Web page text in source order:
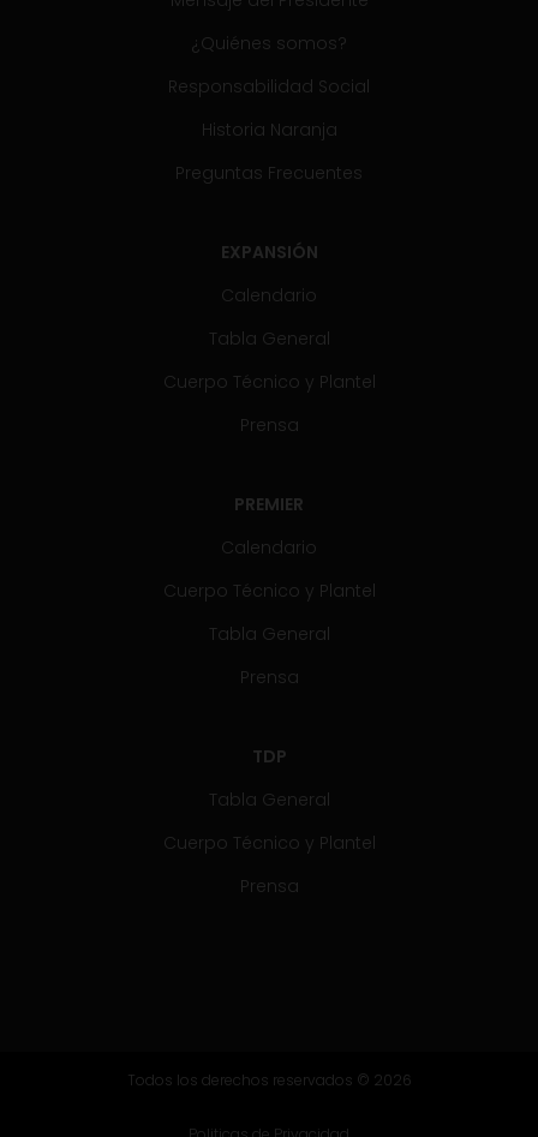
¿Quiénes somos?
Responsabilidad Social
Historia Naranja
Preguntas Frecuentes
EXPANSIÓN
Calendario
Tabla General
Cuerpo Técnico y Plantel
Prensa
PREMIER
Calendario
Cuerpo Técnico y Plantel
Tabla General
Prensa
TDP
Tabla General
Cuerpo Técnico y Plantel
Prensa
Todos los derechos reservados © 2026